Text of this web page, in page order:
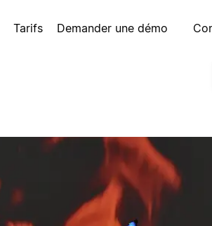
Tarifs Demander une démo